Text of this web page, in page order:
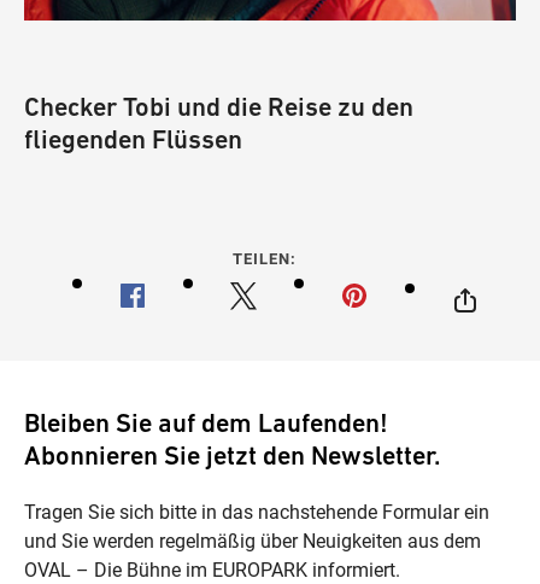
Checker Tobi und die Reise zu den
fliegenden Flüssen
TEILEN:
Bleiben Sie auf dem Laufenden!
Abonnieren Sie jetzt den Newsletter.
Tragen Sie sich bitte in das nachstehende Formular ein
und Sie werden regelmäßig über Neuigkeiten aus dem
OVAL – Die Bühne im EUROPARK informiert.